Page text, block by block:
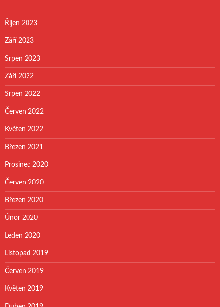
Říjen 2023
Září 2023
Srpen 2023
Září 2022
Srpen 2022
Červen 2022
Květen 2022
Březen 2021
Prosinec 2020
Červen 2020
Březen 2020
Únor 2020
Leden 2020
Listopad 2019
Červen 2019
Květen 2019